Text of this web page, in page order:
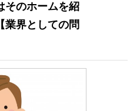
そのホームを紹
業界としての問